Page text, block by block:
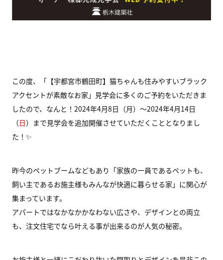
この度、「【宇都宮市鶴田町】猫ちゃんも住みやすいブラック
アクセントが素敵なお家」見学会に多くのご予約をいただきま
したので、なんと！2024年4月8日（月）～2024年4月14日
（日）まで見学会を追加開催させていただくこととなりまし
た！✨
昨今のペットブームなどもあり「家族の一員であるペットも、
飼い主であるお施主様もみんなが快適に暮らせる家」に関心が
集まっています。
アパートではなかなかかなわない広さや、デザインとの両立
も、注文住宅でなら叶える事が出来るのが人気の秘密。